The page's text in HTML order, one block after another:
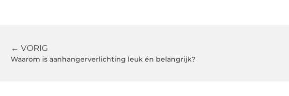
← VORIG
Waarom is aanhangerverlichting leuk én belangrijk?